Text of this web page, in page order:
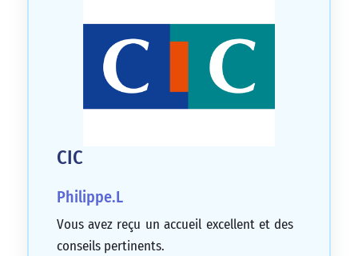
CIC
Philippe.L
Vous avez reçu un accueil excellent et des
conseils pertinents.